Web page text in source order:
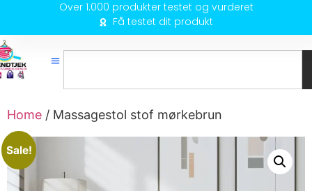
Over 1.000 produkter testet og vurderet
Få testet dit produkt
Home / Massagestol stof mørkebrun
Sale!